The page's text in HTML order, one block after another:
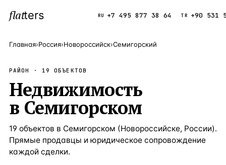
flatters RU +7 495 877 38 64 TR +90 531
ПОПУЛЯРНЫЕ НАПРАВЛЕНИЯ
Турция
Россия
Кипр —Страна 3 906
Главная›Россия›Новороссийск›Семигорский
РАЙОН · 19 ОБЪЕКТОВ
Недвижимость
в Семигорском
19 объектов в Семигорском (Новороссийске, России).
Прямые продавцы и юридическое сопровождение
каждой сделки.